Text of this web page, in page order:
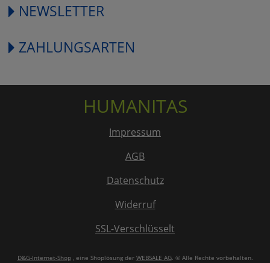
NEWSLETTER
ZAHLUNGSARTEN
HUMANITAS
Impressum
AGB
Datenschutz
Widerruf
SSL-Verschlüsselt
D&G-Internet-Shop, eine Shoplösung der WEBSALE AG. © Alle Rechte vorbehalten.